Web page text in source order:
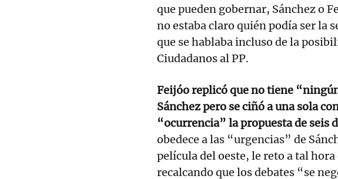
que pueden gobernar, Sánchez o
no estaba claro quién podía ser la
que se hablaba incluso de la
Ciudadanos al PP.
Feijóo replicó que no tiene
Sánchez pero se ciñó a una sola
“ocurrencia” la propuesta de seis
obedece a las “urgencias” de
película del oeste, le reto a tal
recalcando que los debates “se